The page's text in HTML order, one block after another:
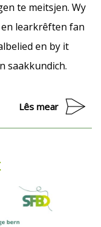
te meitsjen. Wy
learkrêften fan
en by it
saakkundich.
Lês mear